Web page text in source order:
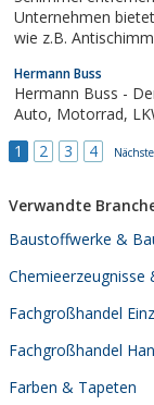
Unternehmen
wie z.B.
Hermann Buss
Hermann Buss -
1
2 3 4
Verwandte
Baustoffwerke &
Fachgroßhandel
Fachgroßhandel
Farben & Tapeten